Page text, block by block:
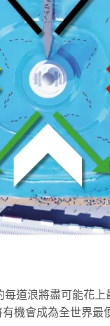
每道浪將盡可能花
有機會成為全世界最